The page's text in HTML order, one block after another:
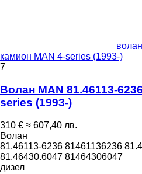
камион MAN 4-series (1993-)
7
Волан MAN 81.46113-
series (1993-)
310 € ≈ 607,40 лв.
Волан
81.46113-6236 81461136236
81.46430.6047 81464306047
дизел